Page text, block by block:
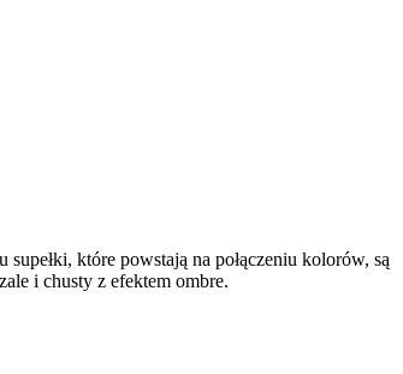
które powstają na połączeniu kolorów, są
i chusty z efektem ombre.